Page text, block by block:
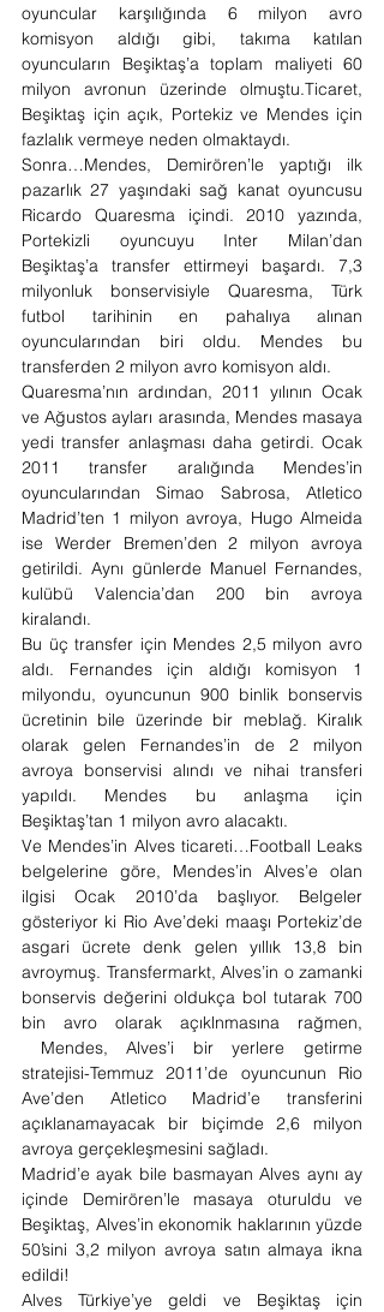
oyuncular karşılığında 6 milyon avro
komisyon aldığı gibi, takıma katılan
oyuncuların Beşiktaş’a toplam maliyeti 60
milyon avronun üzerinde olmuştu.Ticaret,
Beşiktaş için açık, Portekiz ve Mendes için
fazlalık vermeye neden olmaktaydı.
Sonra…Mendes, Demirören’le yaptığı ilk
pazarlık 27 yaşındaki sağ kanat oyuncusu
Ricardo Quaresma içindi. 2010 yazında,
Portekizli oyuncuyu Inter Milan’dan
Beşiktaş’a transfer ettirmeyi başardı. 7,3
milyonluk bonservisiyle Quaresma, Türk
futbol tarihinin en pahalıya alınan
oyuncularından biri oldu. Mendes bu
transferden 2 milyon avro komisyon aldı.
Quaresma’nın ardından, 2011 yılının Ocak
ve Ağustos ayları arasında, Mendes masaya
yedi transfer anlaşması daha getirdi. Ocak
2011 transfer aralığında Mendes’in
oyuncularından Simao Sabrosa, Atletico
Madrid’ten 1 milyon avroya, Hugo Almeida
ise Werder Bremen’den 2 milyon avroya
getirildi. Aynı günlerde Manuel Fernandes,
kulübü Valencia’dan 200 bin avroya
kiralandı.
Bu üç transfer için Mendes 2,5 milyon avro
aldı. Fernandes için aldığı komisyon 1
milyondu, oyuncunun 900 binlik bonservis
ücretinin bile üzerinde bir meblağ. Kiralık
olarak gelen Fernandes’in de 2 milyon
avroya bonservisi alındı ve nihai transferi
yapıldı. Mendes bu anlaşma için
Beşiktaş’tan 1 milyon avro alacaktı.
Ve Mendes’in Alves ticareti…Football Leaks
belgelerine göre, Mendes’in Alves’e olan
ilgisi Ocak 2010’da başlıyor. Belgeler
gösteriyor ki Rio Ave’deki maaşı Portekiz’de
asgari ücrete denk gelen yıllık 13,8 bin
avroymuş. Transfermarkt, Alves’in o zamanki
bonservis değerini oldukça bol tutarak 700
bin avro olarak açıklnmasına rağmen,
Mendes, Alves’i bir yerlere getirme
stratejisi-Temmuz 2011’de oyuncunun Rio
Ave’den Atletico Madrid’e transferini
açıklanamayacak bir biçimde 2,6 milyon
avroya gerçekleşmesini sağladı.
Madrid’e ayak bile basmayan Alves aynı ay
içinde Demirören’le masaya oturuldu ve
Beşiktaş, Alves’in ekonomik haklarının yüzde
50’sini 3,2 milyon avroya satın almaya ikna
edildi!
Alves Türkiye’ye geldi ve Beşiktaş için